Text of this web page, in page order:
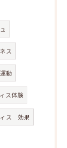
ス
運動
ス体験
ィス 効果